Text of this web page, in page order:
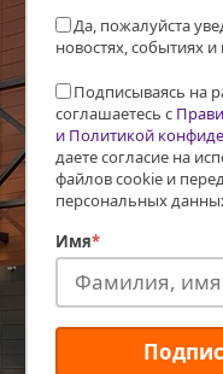
Да, пожалуйста
новостях, событиях
Подписываясь на
соглашаетесь с
и Политикой
даете согласие на
файлов cookie и
персональных
Имя*